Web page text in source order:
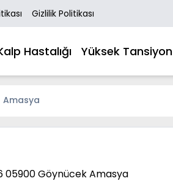
Gizlilik Politikası
Hastalığı Yüksek Tansiyon
Amasya
05900 Göynücek Amasya